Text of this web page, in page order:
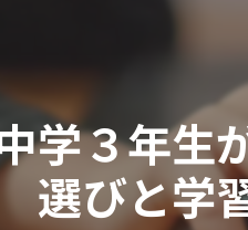
学３年生
選びと学